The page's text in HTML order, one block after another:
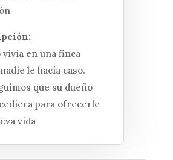
vivía en una finca
le hacía caso.
que su dueño
para ofrecerle
vida